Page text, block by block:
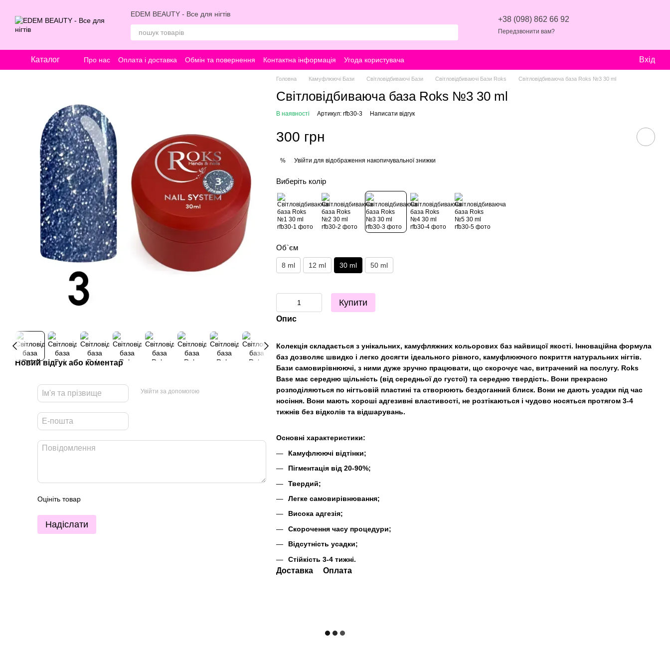
EDEM BEAUTY - Все для нігтів
+38 (098) 862 66 92
Передзвонити вам?
Каталог Про нас Оплата і доставка Обмін та повернення Контактна інформація Угода користувача Вхід
Новий відгук або коментар
Увійти за допомогою
Оцініть товар
Надіслати
Головна Камуфлюючі Бази Світловідбиваючі Бази Світловідбиваючі Бази Roks Світловідбиваюча база Roks №3 30 ml
Світловідбиваюча база Roks №3 30 ml
В наявності Артикул: rfb30-3 Написати відгук
300 грн
% Увійти для відображення накопичувальної знижки
Виберіть колір
Об`єм
8 ml 12 ml 30 ml 50 ml
Купити
Опис
Колекція складається з унікальних, камуфляжних кольорових баз найвищої якості. Інноваційна формула
баз дозволяє швидко і легко досягти ідеального рівного, камуфлюючого покриття натуральних нігтів.
Бази самовирівнюючі, з ними дуже зручно працювати, що скорочує час, витрачений на послугу. Roks
Base має середню щільність (від середньої до густої) та середню твердість. Вони прекрасно
розподіляються по нігтьовій пластині та створюють бездоганний блиск. Вони не дають усадки під час
носіння. Вони мають хороші адгезивні властивості, не розтікаються і чудово носяться протягом 3-4
тижнів без відколів та відшарувань.
Основні характеристики:
Камуфлюючі відтінки;
Пігментація від 20-90%;
Твердий;
Легке самовирівнювання;
Висока адгезія;
Скорочення часу процедури;
Відсутність усадки;
Стійкість 3-4 тижні.
Доставка Оплата